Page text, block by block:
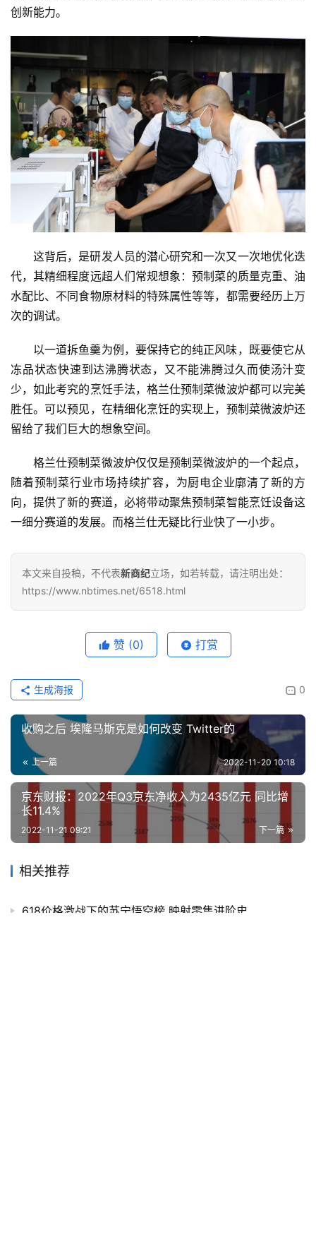
创新能力。
这背后，是研发人员的潜心研究和一次又一次地优化迭
代，其精细程度远超人们常规想象：预制菜的质量克重、油
水配比、不同食物原材料的特殊属性等等，都需要经历上万
次的调试。
以一道拆鱼羹为例，要保持它的纯正风味，既要使它从
冻品状态快速到达沸腾状态，又不能沸腾过久而使汤汁变
少，如此考究的烹饪手法，格兰仕预制菜微波炉都可以完美
胜任。可以预见，在精细化烹饪的实现上，预制菜微波炉还
留给了我们巨大的想象空间。
格兰仕预制菜微波炉仅仅是预制菜微波炉的一个起点，
随着预制菜行业市场持续扩容，为厨电企业廓清了新的方
向，提供了新的赛道，必将带动聚焦预制菜智能烹饪设备这
一细分赛道的发展。而格兰仕无疑比行业快了一小步。
本文来自投稿，不代表新商纪立场，如若转载，请注明出处：
https://www.nbtimes.net/6518.html
赞 (0) 打赏
0
生成海报
收购之后 埃隆马斯克是如何改变 Twitter的
上一篇 2022-11-20 10:18
京东财报：2022年Q3京东净收入为2435亿元 同比增
长11.4%
下一篇
2022-11-21 09:21
相关推荐
618价格激战下的苏宁悟空榜 映射零售进阶史